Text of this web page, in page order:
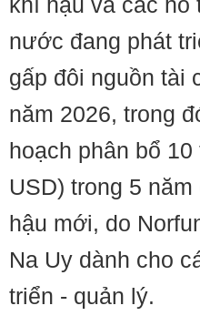
nước đang phát
gấp đôi nguồn tài
năm 2026, trong
hoạch phân bổ
USD) trong 5
hậu mới, do
Na Uy dành cho
triển - quản lý.